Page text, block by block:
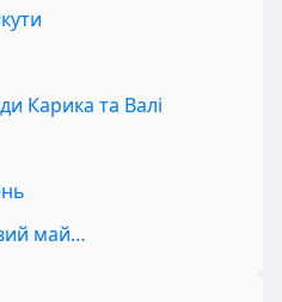
Карика та Валі
май…